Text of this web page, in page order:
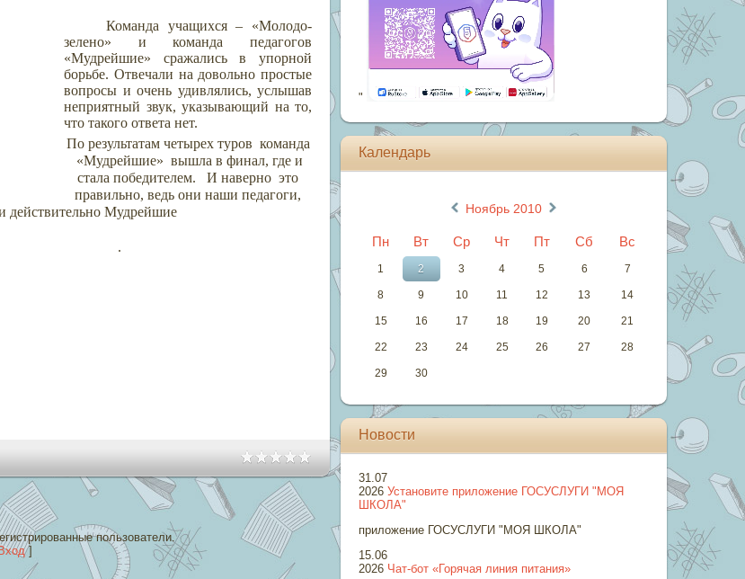
Команда учащихся – «Молодо-
зелено» и команда педагогов
«Мудрейшие» сражались в упорной
борьбе. Отвечали на довольно простые
вопросы и очень удивлялись, услышав
неприятный звук, указывающий на то,
что такого ответа нет.
По результатам четырех туров команда
«Мудрейшие» вышла в финал, где и
стала победителем.
И наверно это
правильно, ведь они наши педагоги,
действительно Мудрейшие
.
пользователи.
Вход]
"
Календарь
Ноябрь 2010
Пн Вт Ср Чт Пт Сб Вс
1 2 3 4 5 6 7
8 9 10 11 12 13 14
15 16 17 18 19 20 21
22 23 24 25 26 27 28
29 30
Новости
31.07
2026 Установите приложение ГОСУСЛУГИ "МОЯ
ШКОЛА"
приложение ГОСУСЛУГИ "МОЯ ШКОЛА"
15.06
2026 Чат-бот «Горячая линия питания»